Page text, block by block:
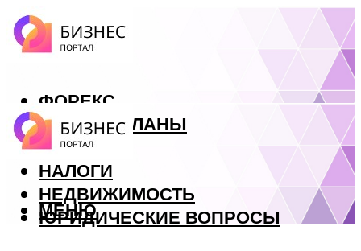
ФОРЕКС
БИЗНЕС ПЛАНЫ
КРЕДИТЫ
НАЛОГИ
НЕДВИЖИМОСТЬ
ЮРИДИЧЕСКИЕ ВОПРОСЫ
МЕНЮ